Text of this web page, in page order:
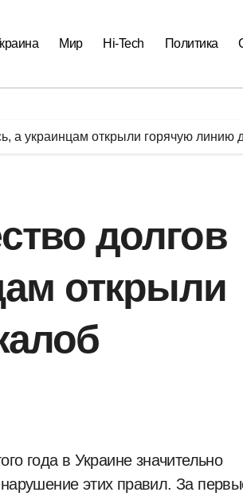
Мир Hi-Tech Политика
а украинцам открыли горячую линию
долгов
открыли
этих правил. За